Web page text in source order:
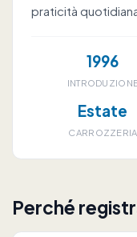
praticità
1996
Estate
CARROZZERIA
Perché